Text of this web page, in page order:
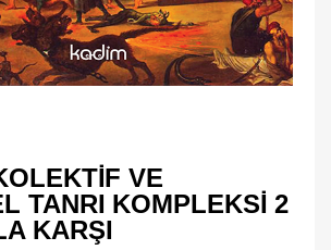
VE
TANRI KOMPLEKSI 2
KARŞI